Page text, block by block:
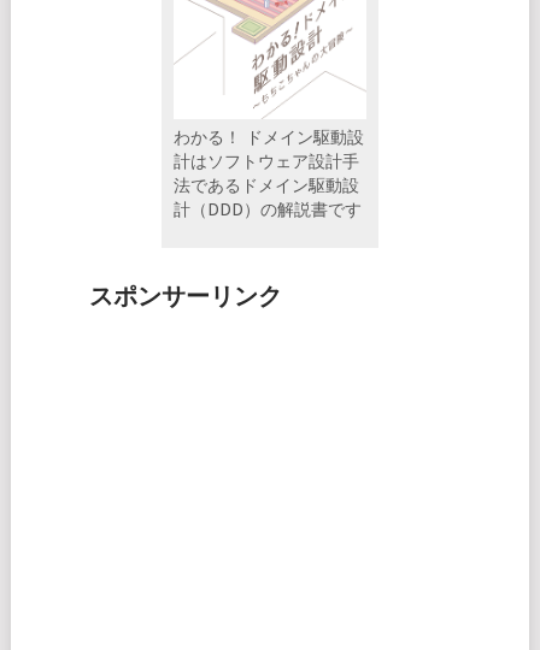
わかる！ ドメイン駆動設
計はソフトウェア設計手
法であるドメイン駆動設
計（DDD）の解説書です
スポンサーリンク